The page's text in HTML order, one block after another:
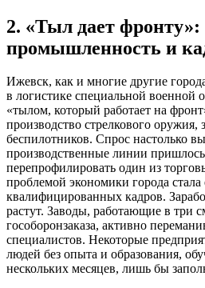
2. «Тыл дает фронту»:
промышленность и
Ижевск, как и многие другие
в логистике специальной
«тылом, который работает на
производство стрелкового
беспилотников. Спрос настолько
производственные линии
перепрофилировать один из
проблемой экономики города стала
квалифицированных кадров.
растут. Заводы, работающие в три
гособоронзаказа, активно
специалистов. Некоторые
людей без опыта и образования,
нескольких месяцев, лишь бы